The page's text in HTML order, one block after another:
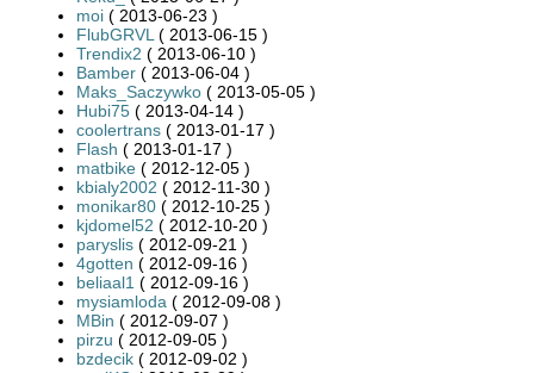
moi ( 2013-06-23 )
FlubGRVL ( 2013-06-15 )
Trendix2 ( 2013-06-10 )
Bamber ( 2013-06-04 )
Maks_Saczywko ( 2013-05-05 )
Hubi75 ( 2013-04-14 )
coolertrans ( 2013-01-17 )
Flash ( 2013-01-17 )
matbike ( 2012-12-05 )
kbialy2002 ( 2012-11-30 )
monikar80 ( 2012-10-25 )
kjdomel52 ( 2012-10-20 )
paryslis ( 2012-09-21 )
4gotten ( 2012-09-16 )
beliaal1 ( 2012-09-16 )
mysiamloda ( 2012-09-08 )
MBin ( 2012-09-07 )
pirzu ( 2012-09-05 )
bzdecik ( 2012-09-02 )